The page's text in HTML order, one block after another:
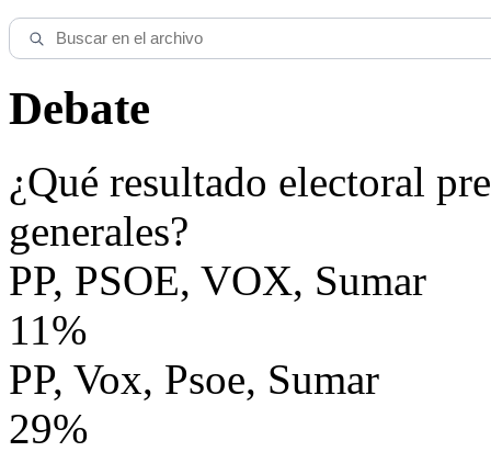
Debate
¿Qué resultado electoral
generales?
PP, PSOE, VOX, Sumar
11%
PP, Vox, Psoe, Sumar
29%